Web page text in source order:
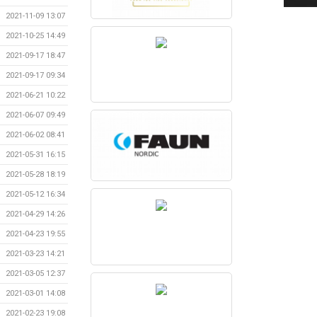
2021-11-09 13:07
2021-10-25 14:49
2021-09-17 18:47
2021-09-17 09:34
2021-06-21 10:22
2021-06-07 09:49
2021-06-02 08:41
2021-05-31 16:15
2021-05-28 18:19
2021-05-12 16:34
2021-04-29 14:26
2021-04-23 19:55
2021-03-23 14:21
2021-03-05 12:37
2021-03-01 14:08
2021-02-23 19:08